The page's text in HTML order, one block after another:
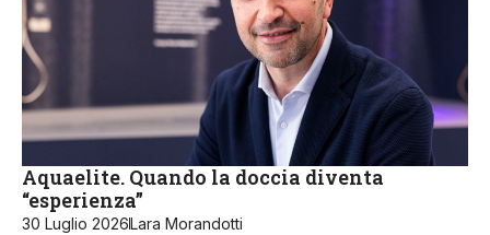
Aquaelite. Quando la doccia diventa
“esperienza”
30 Luglio 2026Lara Morandotti